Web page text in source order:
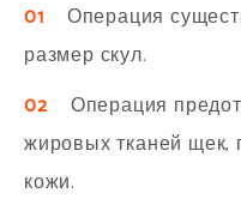
01 Операция
размер скул.
02Операция
жировых тканей
кожи.